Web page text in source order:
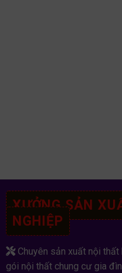
XƯỞNG SẢN
NGHIỆP
Chuyên sản xuất nội thất
gói nội thất chung cư gia